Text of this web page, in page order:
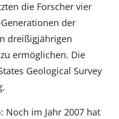
die Forscher vier
der
dreißigjährigen
ermöglichen. Die
Geological Survey
Noch im Jahr 2007 hat